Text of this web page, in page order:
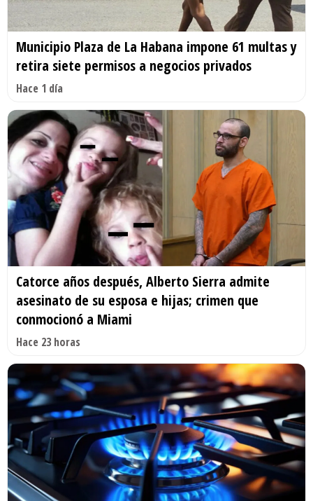
Municipio Plaza de La Habana impone 61 multas y
retira siete permisos a negocios privados
Hace 1 día
Catorce años después, Alberto Sierra admite
asesinato de su esposa e hijas; crimen que
conmocionó a Miami
Hace 23 horas